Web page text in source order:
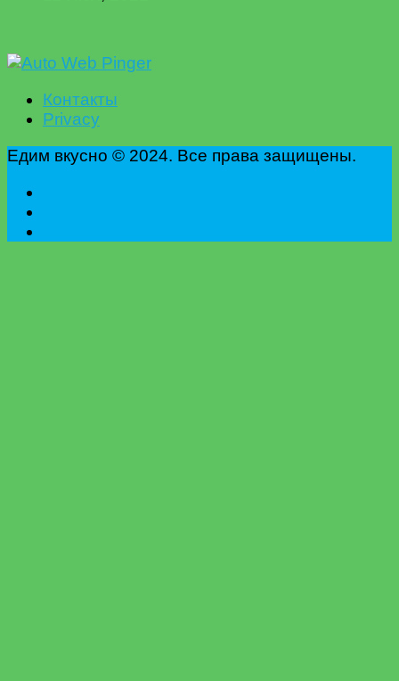
Контакты
Privacy
Едим вкусно © 2024. Все права защищены.